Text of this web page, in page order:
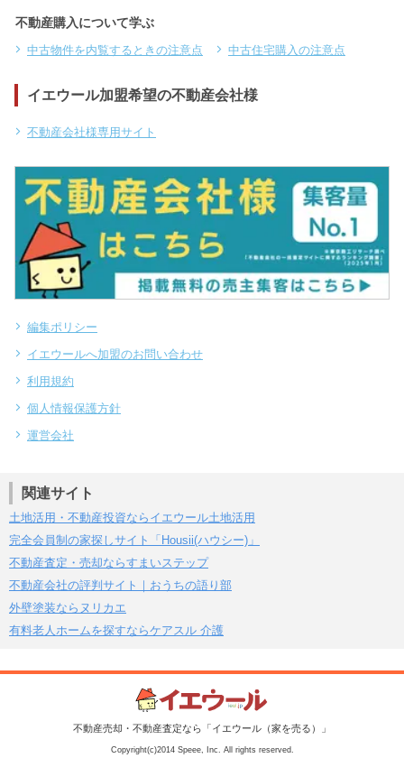
不動産購入について学ぶ
中古物件を内覧するときの注意点 中古住宅購入の注意点
イエウール加盟希望の不動産会社様
不動産会社様専用サイト
編集ポリシー
イエウールへ加盟のお問い合わせ
利用規約
個人情報保護方針
運営会社
関連サイト
土地活用・不動産投資ならイエウール土地活用
完全会員制の家探しサイト「Housii(ハウシー)」
不動産査定・売却ならすまいステップ
不動産会社の評判サイト｜おうちの語り部
外壁塗装ならヌリカエ
有料老人ホームを探すならケアスル 介護
不動産売却・不動産査定なら「イエウール（家を売る）」
Copyright(c)2014 Speee, Inc. All rights reserved.